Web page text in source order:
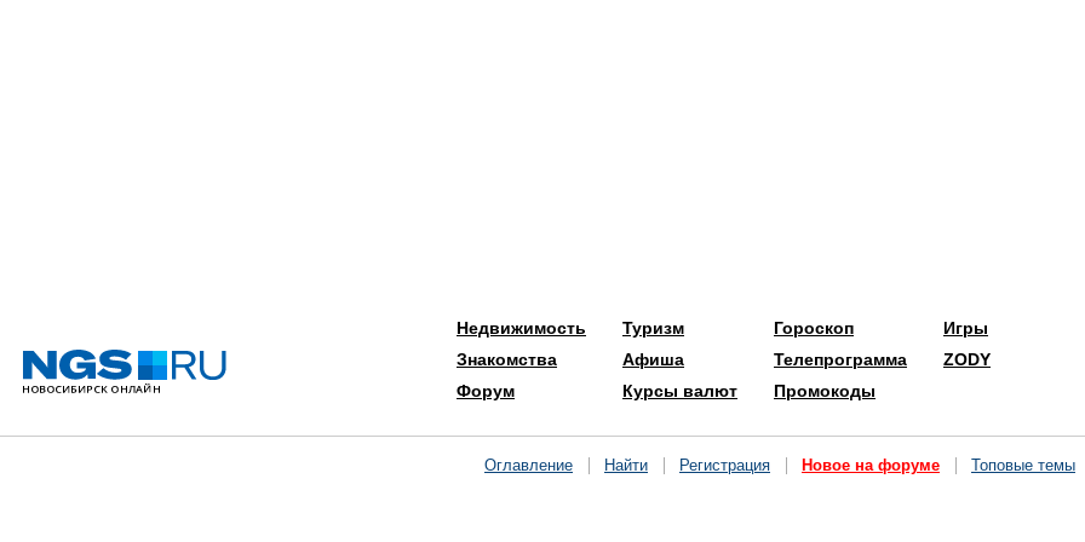
Недвижимость
Знакомства
Форум
Туризм
Афиша
Курсы валют
Гороскоп
Телепрограмма
Промокоды
Игры
ZODY
Оглавление Найти Регистрация Новое на форуме Топовые темы